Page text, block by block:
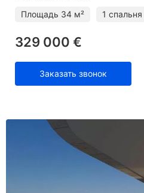
Площадь 34 м² 1 спальня
329 000 €
Заказать звонок